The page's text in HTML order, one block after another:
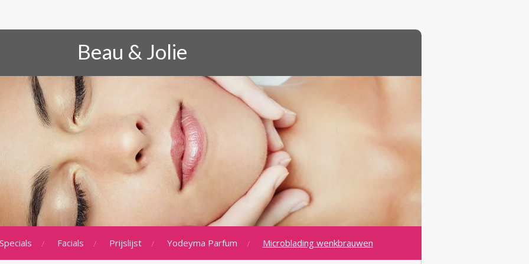
Beau & Jolie
Specials Facials Prijslijst Yodeyma Parfum Microblading wenkbrauwen